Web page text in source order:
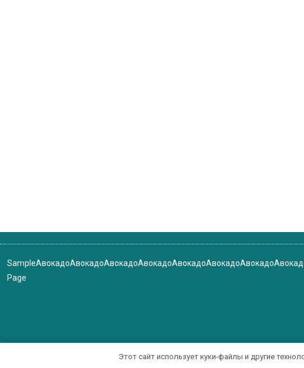
Sample
Page
АвокадоАвокадоАвокадоАвокадоАвокадоАвокадоАвокадо
Этот сайт использует куки-файлы и другие